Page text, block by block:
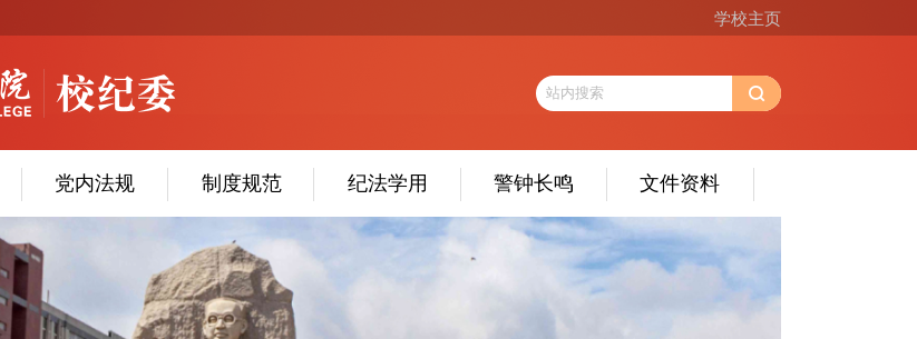
学校主页
党内法规 制度规范 纪法学用 警钟长鸣 文件资料